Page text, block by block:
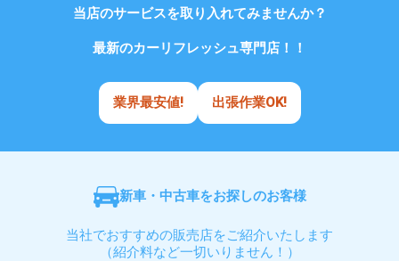
当店のサービスを取り入れてみませんか？
最新のカーリフレッシュ専門店！！
業界最安値! 出張作業OK!
新車・中古車をお探しのお客様
当社でおすすめの販売店をご紹介いたします
（紹介料など一切いりません！）